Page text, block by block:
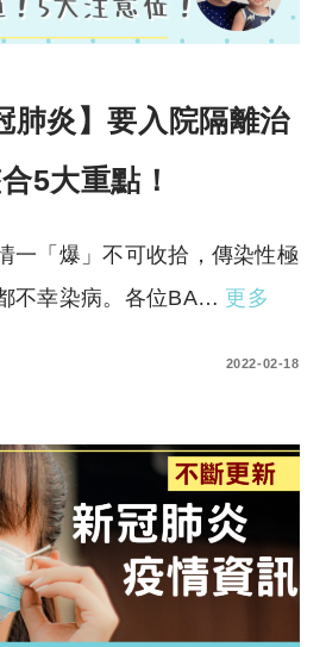
肺炎】要入院隔離治
5大重點！
一「爆」不可收拾，傳染性極
不幸染病。各位BA… 更多
2022-02-18